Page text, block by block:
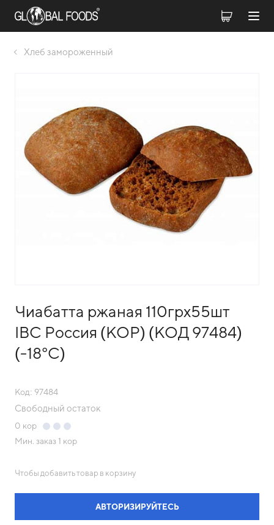
Хлеб замороженный
Чиабатта ржаная 110грх55шт
IBC Россия (КОР) (КОД 97484)
(-18°С)
Код: 97484
Свободный остаток
0 кор
Мин. заказ 1 кор
Чтобы добавить товар в корзину
АВТОРИЗИРУЙТЕСЬ